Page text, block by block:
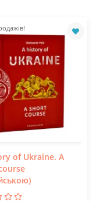
of Ukraine. A